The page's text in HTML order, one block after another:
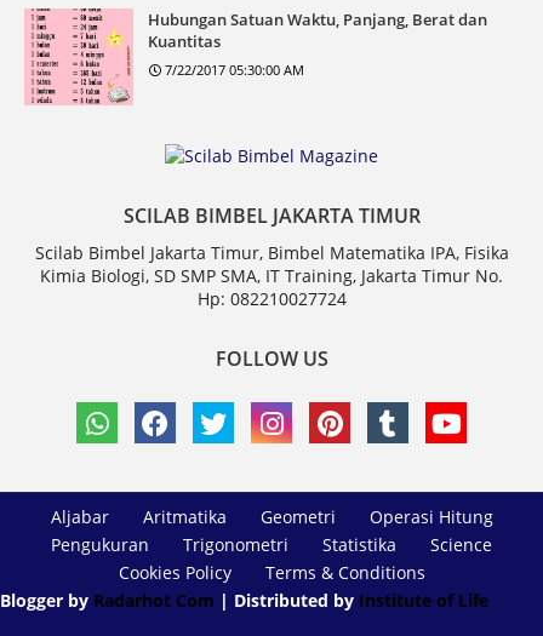
Hubungan Satuan Waktu, Panjang, Berat dan
Kuantitas
7/22/2017 05:30:00 AM
SCILAB BIMBEL JAKARTA TIMUR
Scilab Bimbel Jakarta Timur, Bimbel Matematika IPA, Fisika
Kimia Biologi, SD SMP SMA, IT Training, Jakarta Timur No.
Hp: 082210027724
FOLLOW US
Aljabar Aritmatika Geometri
Operasi Hitung
Pengukuran
Trigonometri Statistika
Science
Cookies Policy
Terms & Conditions
Blogger by Radarhot Com | Distributed by Institute of Life